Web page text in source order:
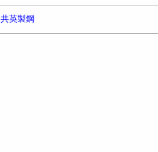
共英製鋼